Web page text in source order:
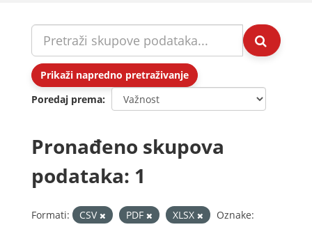
Prikaži napredno pretraživanje
Poredaj prema
Pronađeno skupova
podataka: 1
Formati: CSV PDF XLSX
Oznake: